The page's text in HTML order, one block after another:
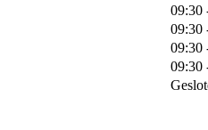
09:30
09:30
09:30
09:30